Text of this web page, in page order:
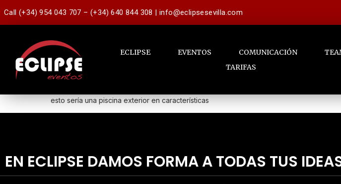
Call (+34) 954 043 707 – (+34) 640 844 308 | info@eclipsesevilla.com
ECLIPSE EVENTOS COMUNICACIÓN
TARIFAS
esto sería una piscina exterior en características
EN ECLIPSE DAMOS FORMA A TODAS TUS